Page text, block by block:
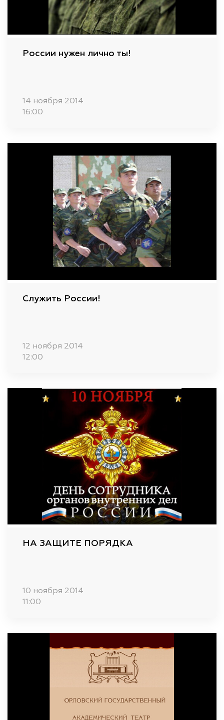
России нужен лично ты!
14 ноября 2014
16:00
Служить России!
12 ноября 2014
12:00
НА ЗАЩИТЕ ПОРЯДКА
10 ноября 2014
11:00